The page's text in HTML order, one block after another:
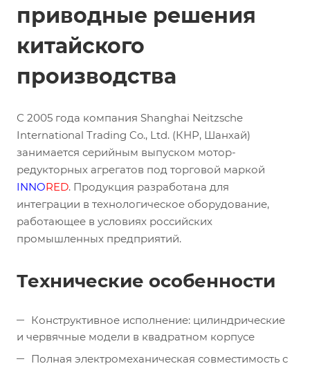
приводные решения
китайского
производства
С 2005 года компания Shanghai Neitzsche
International Trading Co., Ltd. (КНР, Шанхай)
занимается серийным выпуском мотор-
редукторных агрегатов под торговой маркой
INNORED. Продукция разработана для
интеграции в технологическое оборудование,
работающее в условиях российских
промышленных предприятий.
Технические особенности
Конструктивное исполнение: цилиндрические
и червячные модели в квадратном корпусе
Полная электромеханическая совместимость с